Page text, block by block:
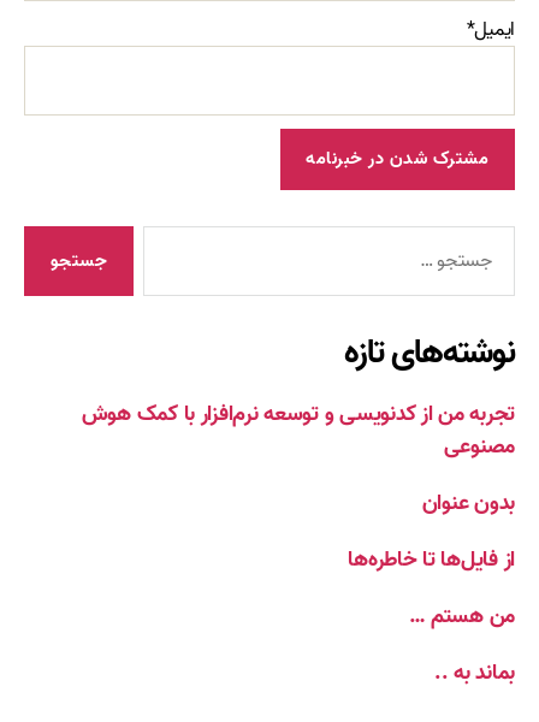
ایمیل*
نوشته‌های تازه
تجربه من از کدنویسی و توسعه نرم‌افزار با کمک هوش
مصنوعی
بدون عنوان
از فایل‌ها تا خاطره‌ها
من هستم …
بماند به ..